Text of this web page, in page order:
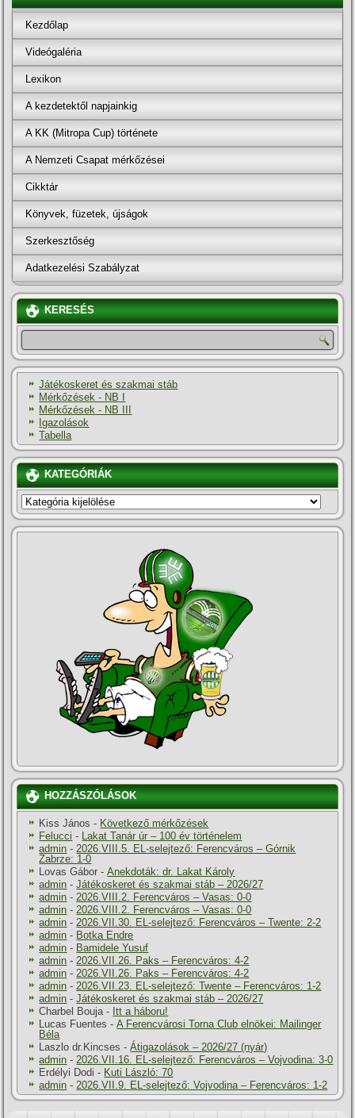
Kezdőlap
Videógaléria
Lexikon
A kezdetektől napjainkig
A KK (Mitropa Cup) története
A Nemzeti Csapat mérkőzései
Cikktár
Könyvek, füzetek, újságok
Szerkesztőség
Adatkezelési Szabályzat
KERESÉS
Játékoskeret és szakmai stáb
Mérkőzések - NB I
Mérkőzések - NB III
Igazolások
Tabella
KATEGÓRIÁK
KATEGÓRIÁK
HOZZÁSZÓLÁSOK
Kiss János - Következő mérkőzések
Felucci -
Lakat Tanár úr – 100 év történelem
admin - 2026.VIII.5. EL-selejtező: Ferencváros – Górnik
Zabrze: 1-0
Lovas Gábor -Anekdoták: dr. Lakat Károly
admin -Játékoskeret és szakmai stáb – 2026/27
admin - 2026.VIII.2. Ferencváros – Vasas: 0-0
admin - 2026.VIII.2. Ferencváros – Vasas: 0-0
admin - 2026.VII.30. EL-selejtező: Ferencváros – Twente: 2-2
admin - Botka Endre
admin - Bamidele Yusuf
admin - 2026.VII.26. Paks – Ferencváros: 4-2
admin - 2026.VII.26. Paks – Ferencváros: 4-2
admin - 2026.VII.23. EL-selejtező: Twente – Ferencváros: 1-2
admin -Játékoskeret és szakmai stáb – 2026/27
Charbel Bouja - Itt a háboru!
Lucas Fuentes -A Ferencvárosi Torna Club elnökei: Mailinger
Béla
Laszlo dr.Kincses -Átigazolások – 2026/27 (nyár)
admin - 2026.VII.16. EL-selejtező: Ferencváros – Vojvodina: 3-0
Erdélyi Dodi - Kuti László: 70
admin - 2026.VII.9. EL-selejtező: Vojvodina – Ferencváros: 1-2